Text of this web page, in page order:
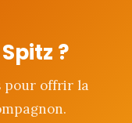
?
pour offrir la